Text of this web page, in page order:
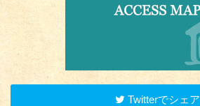
Twitterでシェア